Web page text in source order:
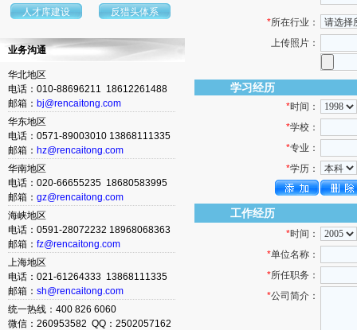
人才库建设
反猎头体系
业务沟通
华北地区
电话：010-88696211 18612261488
邮箱： bj@rencaitong.com
华东地区
电话：0571-89003010 13868111335
邮箱： hz@rencaitong.com
华南地区
电话：020-66655235 18680583995
邮箱： gz@rencaitong.com
海峡地区
电话：0591-28072232 18968068363
邮箱： fz@rencaitong.com
上海地区
电话：021-61264333 13868111335
邮箱： sh@rencaitong.com
统一热线：400 826 6060
微信：260953582 QQ：2502057162
*所在行业：
上传照片：
学习经历
*时间：
*学校：
*专业：
*学历：
工作经历
*时间：
*单位名称：
*所任职务：
*公司简介：